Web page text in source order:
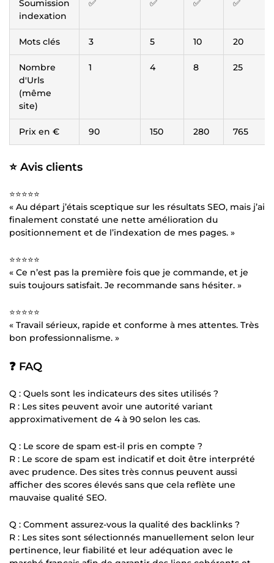
Soumission
indexation
✅ ✅ ✅ ✅
Mots clés 3 5 10 20
Nombre
d'Urls
(même
site)
1 4 8 25
Prix en € 90 150 280 765
⭐ Avis clients
⭐⭐⭐⭐⭐
« Au départ j’étais sceptique sur les résultats SEO, mais j’ai
finalement constaté une nette amélioration du
positionnement et de l’indexation de mes pages. »
⭐⭐⭐⭐⭐
« Ce n’est pas la première fois que je commande, et je
suis toujours satisfait. Je recommande sans hésiter. »
⭐⭐⭐⭐⭐
« Travail sérieux, rapide et conforme à mes attentes. Très
bon professionnalisme. »
❓ FAQ
Q : Quels sont les indicateurs des sites utilisés ?
R : Les sites peuvent avoir une autorité variant
approximativement de 4 à 90 selon les cas.
Q : Le score de spam est-il pris en compte ?
R : Le score de spam est indicatif et doit être interprété
avec prudence. Des sites très connus peuvent aussi
afficher des scores élevés sans que cela reflète une
mauvaise qualité SEO.
Q : Comment assurez-vous la qualité des backlinks ?
R : Les sites sont sélectionnés manuellement selon leur
pertinence, leur fiabilité et leur adéquation avec le